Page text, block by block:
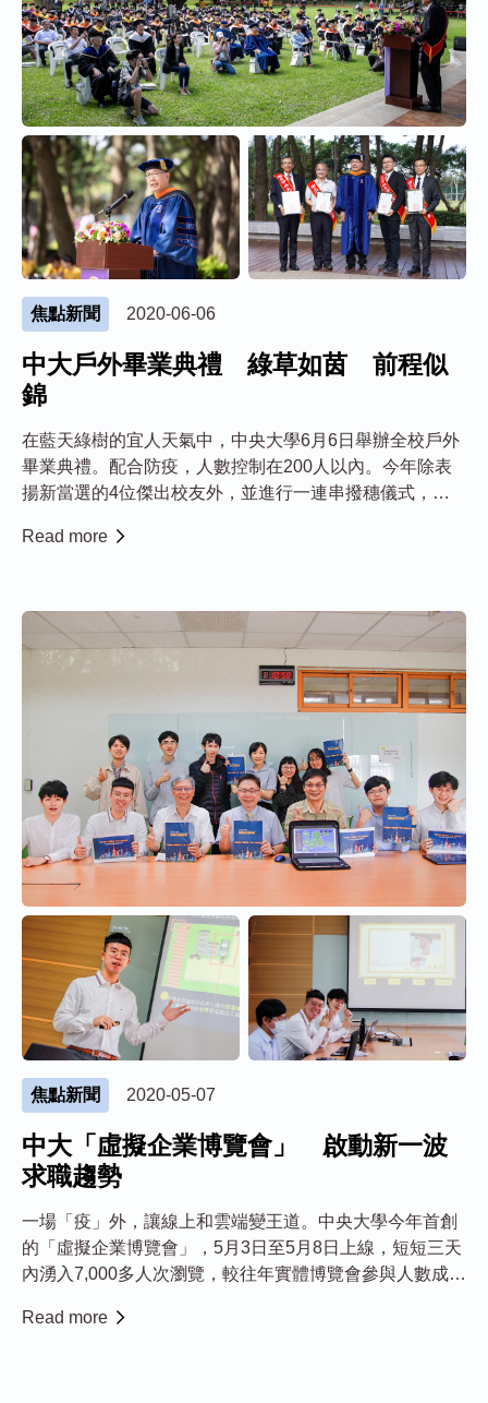
焦點新聞 2020-06-06
中大戶外畢業典禮 綠草如茵 前程似
錦
在藍天綠樹的宜人天氣中，中央大學6月6日舉辦全校戶外
畢業典禮。配合防疫，人數控制在200人以內。今年除表
揚新當選的4位傑出校友外，並進行一連串撥穗儀式，透
所有畢業生展翅高飛，遨遊未來！ 中央大學周景揚校長期
Read more
焦點新聞 2020-05-07
中大「虛擬企業博覽會」 啟動新一波
求職趨勢
一場「疫」外，讓線上和雲端變王道。中央大學今年首創
的「虛擬企業博覽會」，5月3日至5月8日上線，短短三天
內湧入7,000多人次瀏覽，較往年實體博覽會參與人數成長
生可不受時空限制，身歷其境進行求職體驗，獲得學生和
Read more